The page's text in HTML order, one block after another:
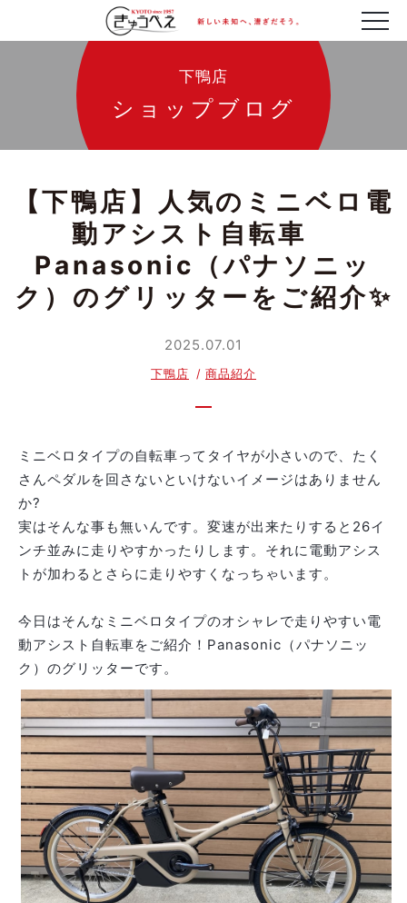
下鴨店
ショップブログ
【下鴨店】人気のミニベロ電
動アシスト自転車
Panasonic（パナソニッ
ク）のグリッターをご紹介✨
2025.07.01
下鴨店 商品紹介
ミニベロタイプの自転車ってタイヤが小さいので、たく
さんペダルを回さないといけないイメージはありません
か?
実はそんな事も無いんです。変速が出来たりすると26イ
ンチ並みに走りやすかったりします。それに電動アシス
トが加わるとさらに走りやすくなっちゃいます。
今日はそんなミニベロタイプのオシャレで走りやすい電
動アシスト自転車をご紹介！Panasonic（パナソニッ
ク）のグリッターです。